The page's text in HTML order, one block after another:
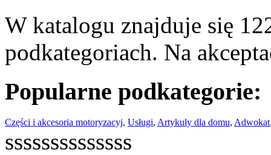
W katalogu znajduje się
podkategoriach. Na
Popularne podkategorie:
Części i akcesoria motoryzacyj, Usługi, Artykuły dla domu, Adwokat
ssssssssssssss